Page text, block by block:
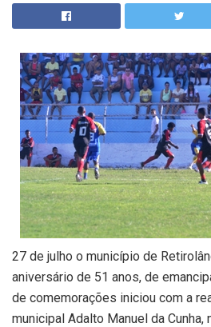
27 de julho o município de
aniversário de 51 anos, de
de comemorações iniciou com a
municipal Adalto Manuel da Cunha,